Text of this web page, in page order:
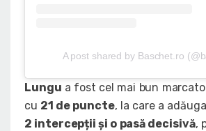
A post shared by Baschet.ro
Lungu a fost cel mai bun
cu 21 de puncte, la care a
2 intercepții și o pasă decisivă,